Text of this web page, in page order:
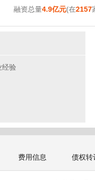
融资总量4.9亿元(在2157
验
费用信息 债权转